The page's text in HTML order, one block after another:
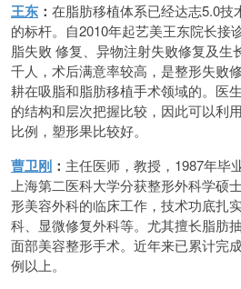
王东 ： 在脂肪移植体系已经达志5.0技
的标杆。自2010年起艺美王东院长接
脂失败 修复、异物注射失败修复及生
千人，术后满意率较高，是整形失败
耕在吸脂和脂肪移植手术领域的。医
的结构和层次把握比较，因此可以利
比例，塑形果比较好。
曹卫刚 ： 主任医师，教授，1987年毕
上海第二医科大学分获整形外科学硕
形美容外科的临床工作，技术功底扎
科、显微修复外科等。尤其擅长脂肪
面部美容整形手术。近年来已累计完
例以上。